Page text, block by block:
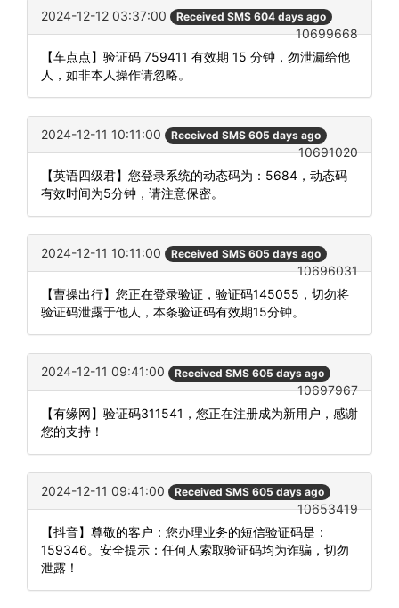
2024-12-12 03:37:00 Received SMS 604 days ago
10699668
【车点点】验证码 759411 有效期 15 分钟，勿泄漏给他
人，如非本人操作请忽略。
2024-12-11 10:11:00 Received SMS 605 days ago
10691020
【英语四级君】您登录系统的动态码为：5684，动态码
有效时间为5分钟，请注意保密。
2024-12-11 10:11:00 Received SMS 605 days ago
10696031
【曹操出行】您正在登录验证，验证码145055，切勿将
验证码泄露于他人，本条验证码有效期15分钟。
2024-12-11 09:41:00 Received SMS 605 days ago
10697967
【有缘网】验证码311541，您正在注册成为新用户，感谢
您的支持！
2024-12-11 09:41:00 Received SMS 605 days ago
10653419
【抖音】尊敬的客户：您办理业务的短信验证码是：
159346。安全提示：任何人索取验证码均为诈骗，切勿
泄露！